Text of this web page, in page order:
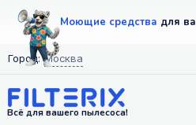
Моющие средства для
Город: Москва
Всё для вашего пылесоса!